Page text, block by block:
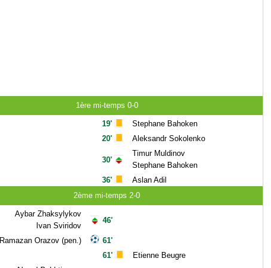
1ère mi-temps 0-0
19'
20'
30'
36'
Stephane Bahoken
Aleksandr Sokolenko
Timur Muldinov
Stephane Bahoken
Aslan Adil
2ème mi-temps 2-0
Aybar Zhaksylykov
Ivan Sviridov
Ramazan Orazov (pen.)
46'
61'
61'
Etienne Beugre